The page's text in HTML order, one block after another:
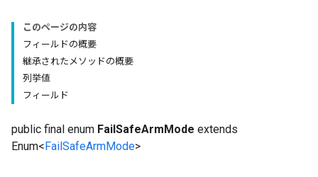
このページの内容
フィールドの概要
継承されたメソッドの概要
列挙値
フィールド
public final enum FailSafeArmMode extends
Enum<FailSafeArmMode>